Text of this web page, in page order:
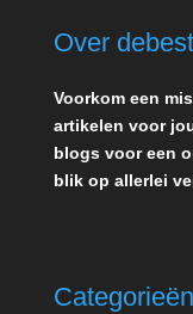
Over
Voorkom een
artikelen voor
blogs voor een
blik op allerlei
Categorieën